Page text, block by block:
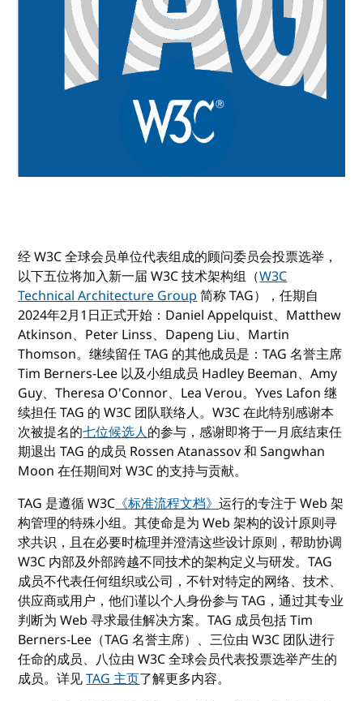
经 W3C 全球会员单位代表组成的顾问委员会投票选举，
以下五位将加入新一届 W3C 技术架构组（W3C
Technical Architecture Group简称 TAG），任期自
2024年2月1日正式开始：Daniel Appelquist、Matthew
Atkinson、Peter Linss、Dapeng Liu、Martin
Thomson。继续留任 TAG 的其他成员是：TAG 名誉主席
Tim Berners-Lee 以及小组成员 Hadley Beeman、Amy
Guy、Theresa O'Connor、Lea Verou。Yves Lafon 继
续担任 TAG 的 W3C 团队联络人。W3C 在此特别感谢本
次被提名的七位候选人的参与，感谢即将于一月底结束任
期退出 TAG 的成员 Rossen Atanassov 和 Sangwhan
Moon 在任期间对 W3C 的支持与贡献。
TAG 是遵循 W3C《标准流程文档》运行的专注于 Web 架
构管理的特殊小组。其使命是为 Web 架构的设计原则寻
求共识，且在必要时梳理并澄清这些设计原则，帮助协调
W3C 内部及外部跨越不同技术的架构定义与研发。TAG
成员不代表任何组织或公司，不针对特定的网络、技术、
供应商或用户，他们谨以个人身份参与 TAG，通过其专业
判断为 Web 寻求最佳解决方案。TAG 成员包括 Tim
Berners-Lee（TAG 名誉主席）、三位由 W3C 团队进行
任命的成员、八位由 W3C 全球会员代表投票选举产生的
成员。详见TAG 主页了解更多内容。